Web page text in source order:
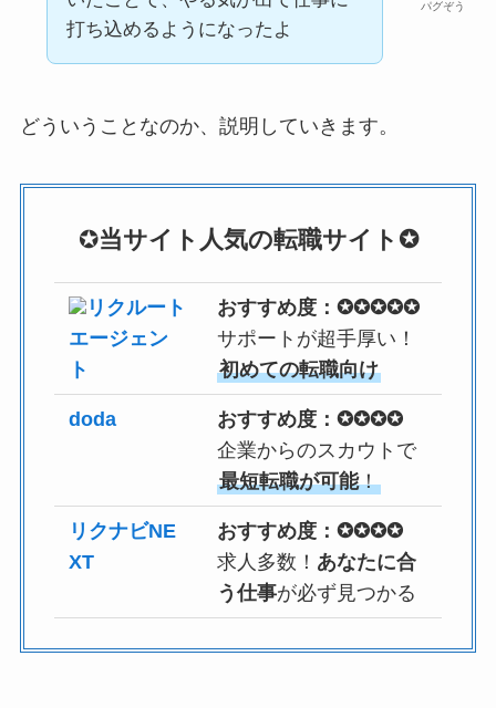
パグぞう
打ち込めるようになったよ
どういうことなのか、説明していきます。
✪当サイト人気の転職サイト✪
リクルート
エージェン
ト
おすすめ度：✪✪✪✪✪
サポートが超手厚い！
初めての転職向け
doda
おすすめ度：✪✪✪✪
企業からのスカウトで
最短転職が可能！
リクナビNE
XT
おすすめ度：✪✪✪✪
求人多数！ あなたに合
う仕事が必ず見つかる